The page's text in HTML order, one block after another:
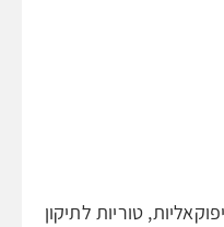
טוריות לתיקון